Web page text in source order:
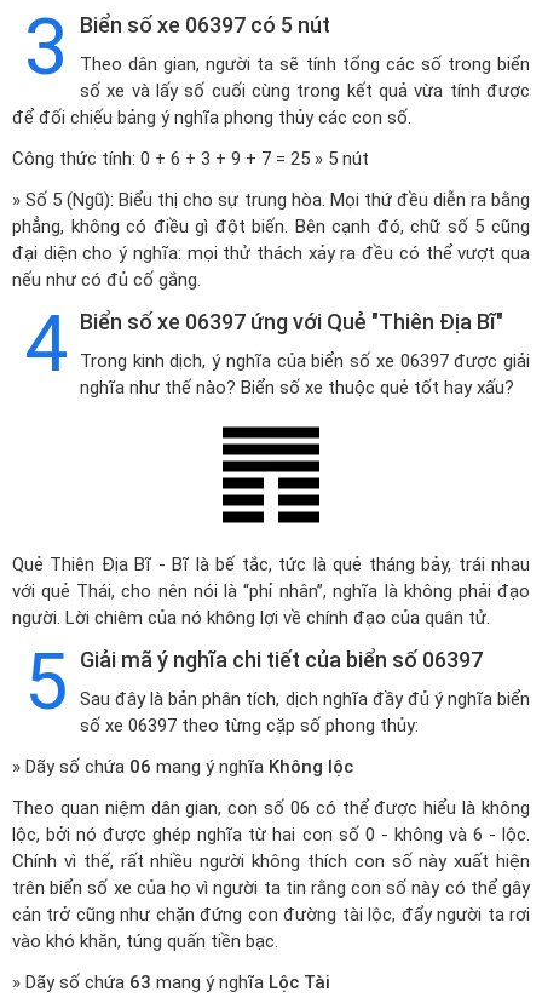
3 Biển số xe 06397 có 5 nút
Theo dân gian, người ta sẽ tính tổng các số trong biển
số xe và lấy số cuối cùng trong kết quả vừa tính được
để đối chiếu bảng ý nghĩa phong thủy các con số.
Công thức tính: 0 + 6 + 3 + 9 + 7 = 25 » 5 nút
» Số 5 (Ngũ): Biểu thị cho sự trung hòa. Mọi thứ đều diễn ra bằng
phẳng, không có điều gì đột biến. Bên cạnh đó, chữ số 5 cũng
đại diện cho ý nghĩa: mọi thử thách xảy ra đều có thể vượt qua
nếu như có đủ cố gắng.
4 Biển số xe 06397 ứng với Quẻ "Thiên Địa Bĩ"
Trong kinh dịch, ý nghĩa của biển số xe 06397 được giải
nghĩa như thế nào? Biển số xe thuộc quẻ tốt hay xấu?
Quẻ Thiên Địa Bĩ - Bĩ là bế tắc, tức là quẻ tháng bảy, trái nhau
với quẻ Thái, cho nên nói là “phỉ nhân”, nghĩa là không phải đạo
người. Lời chiêm của nó không lợi về chính đạo của quân tử.
5 Giải mã ý nghĩa chi tiết của biển số 06397
Sau đây là bản phân tích, dịch nghĩa đầy đủ ý nghĩa biển
số xe 06397 theo từng cặp số phong thủy:
» Dãy số chứa 06 mang ý nghĩa Không lộc
Theo quan niệm dân gian, con số 06 có thể được hiểu là không
lộc, bởi nó được ghép nghĩa từ hai con số 0 - không và 6 - lộc.
Chính vì thế, rất nhiều người không thích con số này xuất hiện
trên biển số xe của họ vì người ta tin rằng con số này có thể gây
cản trở cũng như chặn đứng con đường tài lộc, đẩy người ta rơi
vào khó khăn, túng quấn tiền bạc.
» Dãy số chứa 63 mang ý nghĩa Lộc Tài